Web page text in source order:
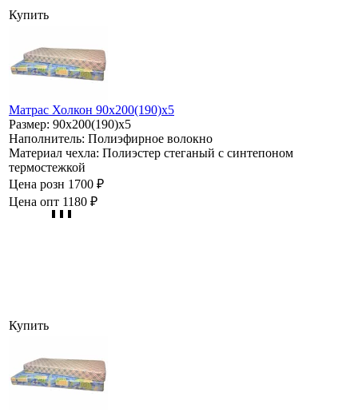
Купить
Матрас Холкон 90х200(190)х5
Размер: 90х200(190)х5
Наполнитель: Полиэфирное волокно
Материал чехла: Полиэстер стеганый с синтепоном
термостежкой
Цена розн 1700 ₽
Цена опт 1180 ₽
Купить